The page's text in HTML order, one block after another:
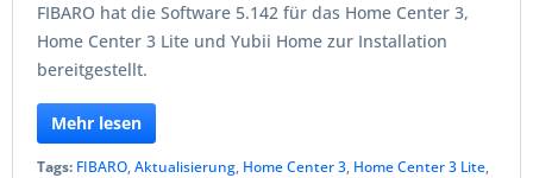
FIBARO hat die Software 5.142 für das Home Center 3,
Home Center 3 Lite und Yubii Home zur Installation
bereitgestellt.
Mehr lesen
Tags: FIBARO,Aktualisierung, Home Center 3, Home Center 3 Lite,